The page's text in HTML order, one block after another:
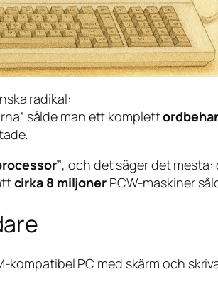
radikal:
sålde man ett komplett
, och det säger det mesta:
cirka 8 miljonerPCW-maskiner
PC med skärm och